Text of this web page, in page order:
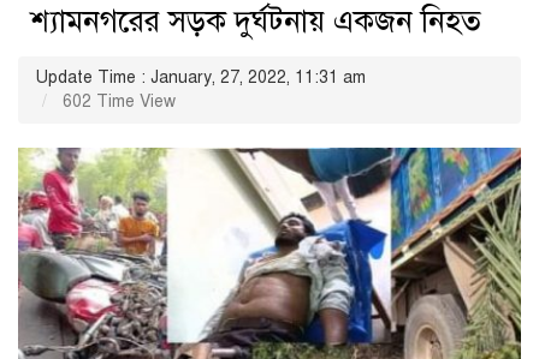
শ্যামনগরের সড়ক দুর্ঘটনায় একজন নিহত
Update Time : January, 27, 2022, 11:31 am
602 Time View